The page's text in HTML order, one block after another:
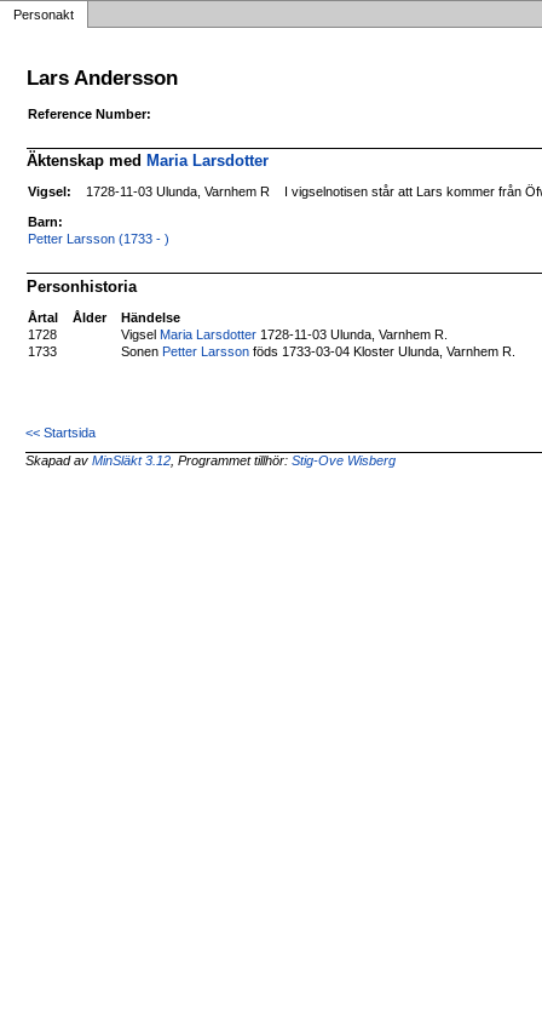
Personakt
Lars Andersson
Reference Number:
Äktenskap med Maria Larsdotter
Vigsel: 1728-11-03 Ulunda, Varnhem R I vigselnotisen står att Lars kommer från
Barn:
Petter Larsson (1733 - )
Personhistoria
Årtal Ålder
Händelse
1728
VigselMaria Larsdotter 1728-11-03 Ulunda, Varnhem R.
1733
SonenPetter Larsson föds 1733-03-04 Kloster Ulunda, Varnhem R.
<< Startsida
Skapad avMinSläkt 3.12 , Programmet tillhör:Stig-Ove Wisberg